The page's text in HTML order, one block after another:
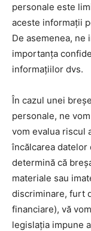
personale este
aceste informații
De asemenea,
importanța
informațiilor dvs.
În cazul unei
personale, ne
vom evalua riscul
încălcarea datelor
determină că
materiale sau
discriminare, furt
financiare), vă
legislația impune